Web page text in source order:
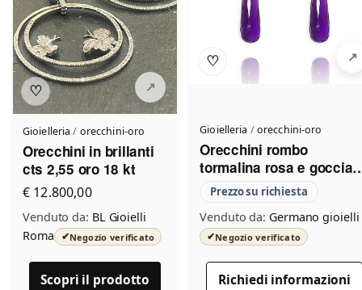
♡
Gioielleria / orecchini-oro
Orecchini in brillanti
cts 2,55 oro 18 kt
€ 12.800,00
Venduto da: BL Gioielli
Roma
✔Negozio verificato
Scopri il prodotto
♡
Gioielleria /orecchini-oro
Orecchini rombo
tormalina rosa e goccia
ametista
Prezzo su richiesta
Venduto da: Germano gioielli
✔Negozio verificato
Richiedi informazioni